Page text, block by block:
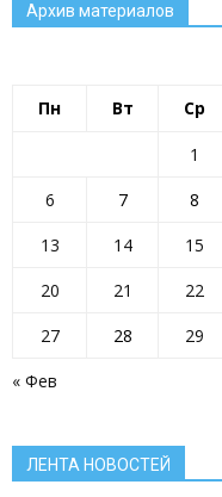
Архив материалов
Пн Вт Ср
« Фев
1
6
7 8
13
14 15
20
21 22
27
28 29
ЛЕНТА НОВОСТЕЙ